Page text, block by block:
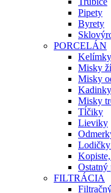
Pipety
Byrety
PORCELÁN
Misky
Misky
Kadinky
Misky
Tĺčiky
Lieviky
Lodičky
Ostatný
FILTRÁCIA